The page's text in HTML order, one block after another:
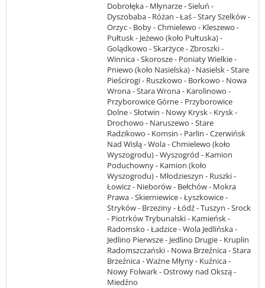
Dobrołęka - Młynarze - Sieluń -
Dyszobaba - Różan - Łaś - Stary Szelków -
Orzyc - Boby - Chmielewo - Kleszewo -
Pułtusk - Jeżewo (koło Pułtuska) -
Golądkowo - Skarżyce - Zbroszki -
Winnica - Skorosze - Poniaty Wielkie -
Pniewo (koło Nasielska) - Nasielsk - Stare
Pieścirogi - Ruszkowo - Borkowo - Nowa
Wrona - Stara Wrona - Karolinowo -
Przyborowice Górne - Przyborowice
Dolne - Słotwin - Nowy Krysk - Krysk -
Drochowo - Naruszewo - Stare
Radzikowo - Komsin - Parlin - Czerwińsk
Nad Wisłą - Wola - Chmielewo (koło
Wyszogrodu) - Wyszogród - Kamion
Poduchowny - Kamion (koło
Wyszogrodu) - Młodzieszyn - Ruszki -
Łowicz - Nieborów - Bełchów - Mokra
Prawa - Skierniewice - Łyszkowice -
Stryków - Brzeziny - Łódź - Tuszyn - Srock
- Piotrków Trybunalski - Kamieńsk -
Radomsko - Ładzice - Wola Jedlińska -
Jedlino Pierwsze - Jedlino Drugie - Kruplin
Radomszczański - Nowa Brzeźnica - Stara
Brzeźnica - Ważne Młyny - Kuźnica -
Nowy Folwark - Ostrowy nad Okszą -
Miedźno